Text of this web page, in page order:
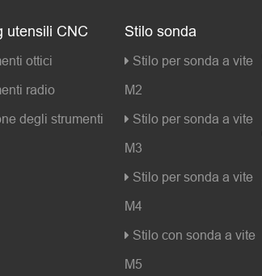
utensili CNC
ottici
radio
degli strumenti
Stilo sonda
Stilo per sonda a vite
M2
Stilo per sonda a vite
M3
Stilo per sonda a vite
M4
Stilo con sonda a vite
M5